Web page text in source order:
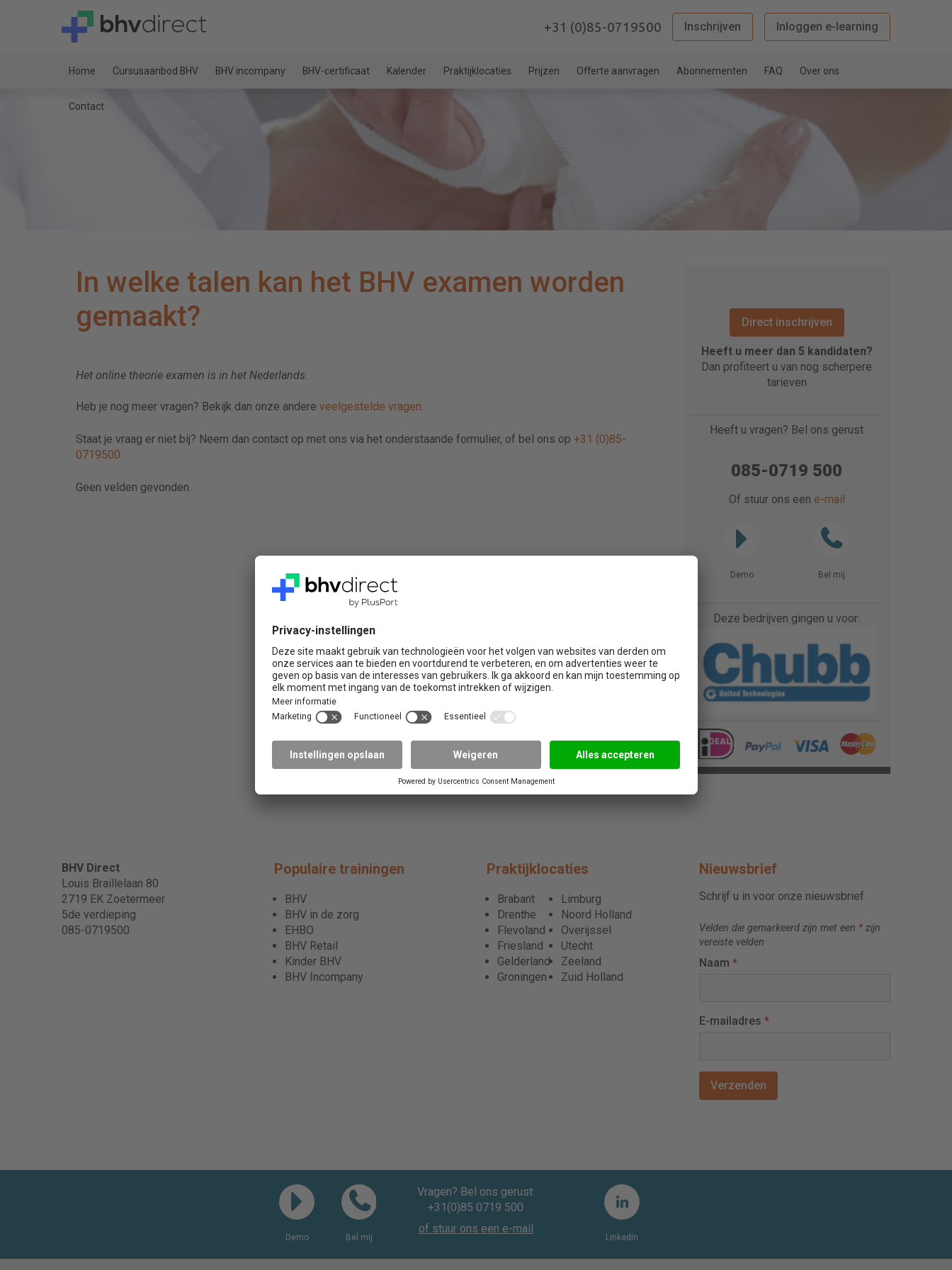
+31 (0)85-0719500 Inschrijven Inloggen e-learning
Home Cursusaanbod BHV BHV incompany BHV-certificaat Kalender Praktijklocaties Prijzen Offerte aanvragen Abonnementen FAQ Over ons
Contact
In welke talen kan het BHV examen worden
gemaakt?
Het online theorie examen is in het Nederlands.
Heb je nog meer vragen? Bekijk dan onze andere veelgestelde vragen.
Staat je vraag er niet bij? Neem dan contact op met ons via het onderstaande formulier, of bel ons op +31 (0)85-
0719500
Geen velden gevonden.
Direct inschrijven
Heeft u meer dan 5 kandidaten?
Dan profiteert u van nog scherpere
tarieven
Heeft u vragen? Bel ons gerust
085-0719 500
Of stuur ons een e-mail
Demo Bel mij
Deze bedrijven gingen u voor:
BHV Direct
Louis Braillelaan 80
2719 EK Zoetermeer
5de verdieping
085-0719500
Populaire trainingen
BHV
BHV in de zorg
EHBO
BHV Retail
Kinder BHV
BHV Incompany
Praktijklocaties
Brabant
Drenthe
Flevoland
Friesland
Gelderland
Groningen
Limburg
Noord Holland
Overijssel
Utecht
Zeeland
Zuid Holland
Nieuwsbrief
Schrijf u in voor onze nieuwsbrief
Velden die gemarkeerd zijn met een * zijn
vereiste velden
Naam *
E-mailadres *
Demo Bel mij
Vragen? Bel ons gerust:
+31(0)85 0719 500
of stuur ons een e-mail
LinkedIn